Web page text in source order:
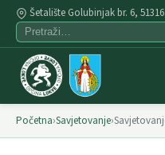
Šetalište Golubinjak br. 6,
Početna›Savjetovanje›